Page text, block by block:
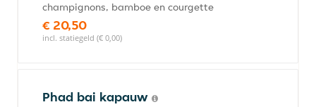
champignons, bamboe en courgette
€ 20,50
incl. statiegeld (€ 0,00)
Phad bai kapauw